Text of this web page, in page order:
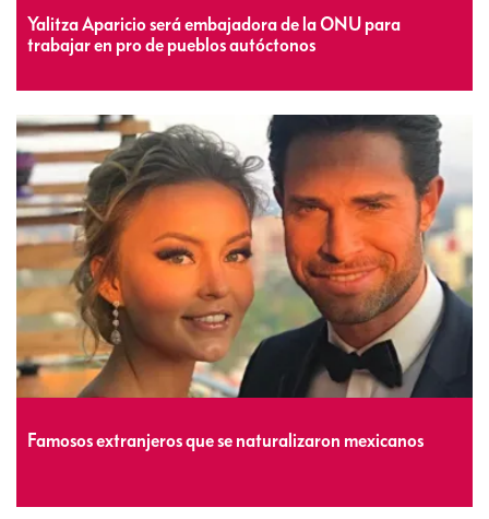
Yalitza Aparicio será embajadora de la ONU para
trabajar en pro de pueblos autóctonos
Famosos extranjeros que se naturalizaron mexicanos